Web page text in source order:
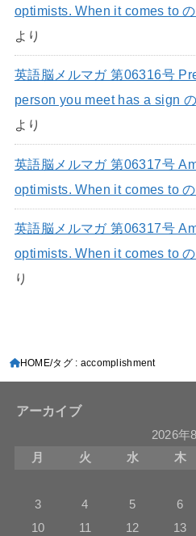
optimists. When it comes to の
より
英語脳メルマガ 第06316号
person you meet has a sign
より
英語脳メルマガ 第06317号
optimists. When it comes to の
英語脳メルマガ 第06317号
optimists. When it comes to の
り
HOME タグ : accomplishment
アーカイブ
2026年
月
火 水 木
3
4 5 6
10
11 12 13